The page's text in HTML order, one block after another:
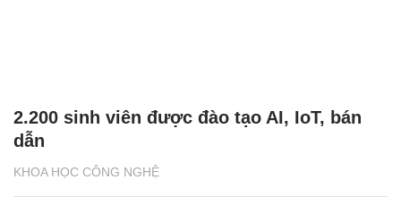
KHOA HỌC CÔNG NGHỆ
2.200 sinh viên được đào tạo AI, IoT, bán
dẫn